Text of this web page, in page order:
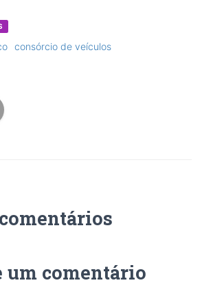
consórcio de veículos
um comentário